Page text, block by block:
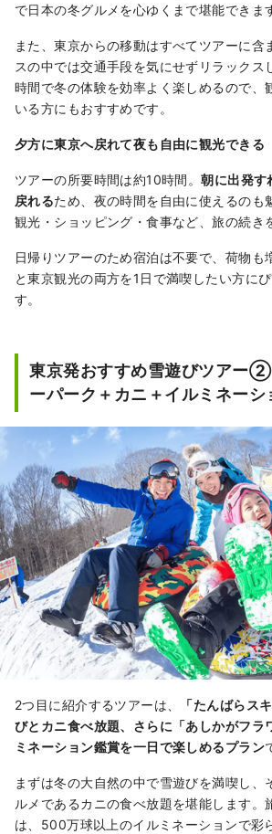
で日本の冬グルメを心ゆくまで堪能できま
また、東京からの移動はすべてツアーに含
スの中では交通手段を気にせずリラックス
時間で冬の体験を効率よく楽しめるので、
いる方にもおすすめです。
夕方に東京へ戻れて夜も自由に観光できる
ツアーの所要時間は約10時間。朝に出発す
戻れるため、夜の時間を自由に使えるのも
観光・ショッピング・食事など、旅の続き
日帰りツアーのため宿泊は不要で、荷物も
と東京観光の両方を1日で満喫したい方に
す。
東京発おすすめ雪遊びツアー
ーパーク＋カニ＋イルミネーシ
2つ目に紹介するツアーは、
「たんばらス
びとカニ食べ放題、さらに「あしかがフラ
ミネーション鑑賞を一日で楽しめるプラン
まずは冬の大自然の中で雪遊びを満喫し、
ルメであるカニの食べ放題を堪能します。
は、500万球以上のイルミネーションで彩